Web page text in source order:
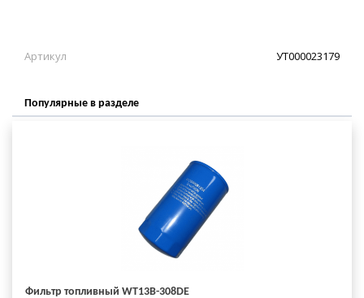
Артикул УТ000023179
Популярные в разделе
Фильтр топливный WT13B-308DE